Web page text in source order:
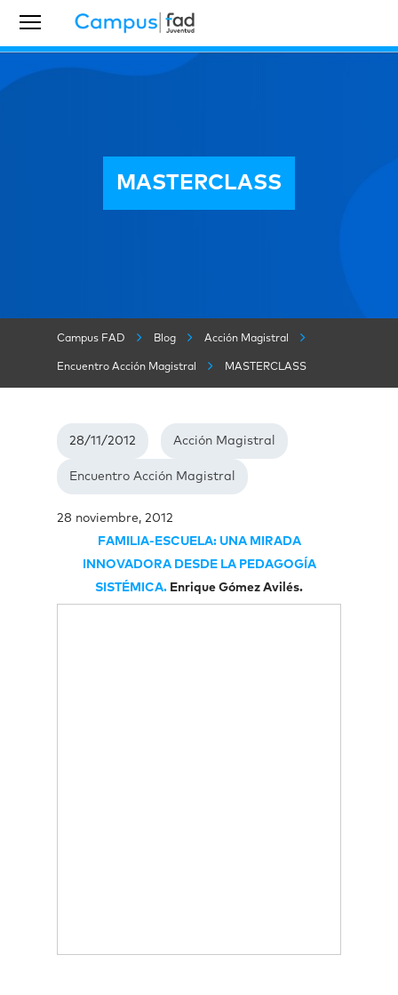
MASTERCLASS
Campus FAD Blog Acción Magistral
Encuentro Acción Magistral MASTERCLASS
28/11/2012 Acción Magistral
Encuentro Acción Magistral
28 noviembre, 2012
FAMILIA-ESCUELA: UNA MIRADA
INNOVADORA DESDE LA PEDAGOGÍA
SISTÉMICA. Enrique Gómez Avilés.